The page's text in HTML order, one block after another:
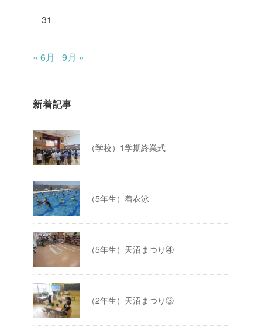
31
« 6月 9月 »
新着記事
（学校）1学期終業式
（5年生）着衣泳
（5年生）天沼まつり④
（2年生）天沼まつり③